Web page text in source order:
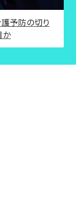
予防の切り
か